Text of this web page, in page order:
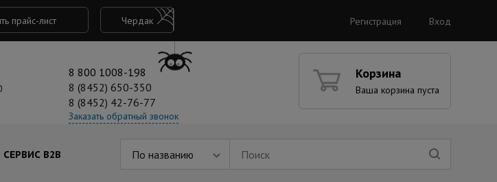
прайс-лист Чердак Регистрация Вход
8 800 1008-198
8 (8452) 650-350
8 (8452) 42-76-77
Заказать обратный звонок
Корзина
Ваша корзина пуста
СЕРВИС B2B По названию